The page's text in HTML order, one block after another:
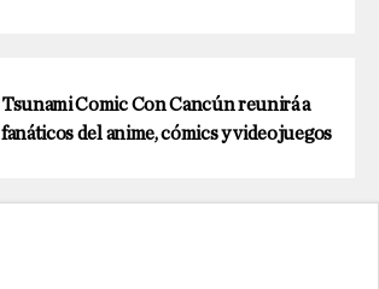
Tsunami Comic Con Cancún reunirá a
fanáticos del anime, cómics y videojuegos